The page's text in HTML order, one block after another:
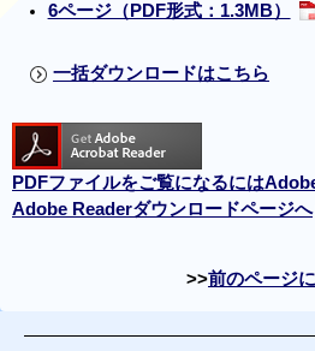
6ページ（PDF形式：1.3MB）
一括ダウンロードはこちら
PDFファイルをご覧になるには
Adobe Readerダウンロードページへ
前のページ